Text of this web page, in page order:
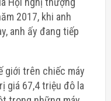
2017, khi anh
anh ấy đang tiếp
giới trên chiếc máy
giá 67,4 triệu đô la